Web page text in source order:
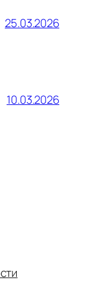
25.03.2026
10.03.2026